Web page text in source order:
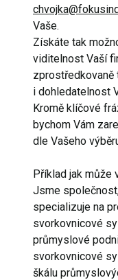
Vaše.
Získáte tak
viditelnost Vaší
i dohledatelnost
Kromě klíčové
bychom Vám
dle Vašeho
Příklad jak může
Jsme
specializuje na
svorkovnicové
průmyslové
svorkovnicové
škálu